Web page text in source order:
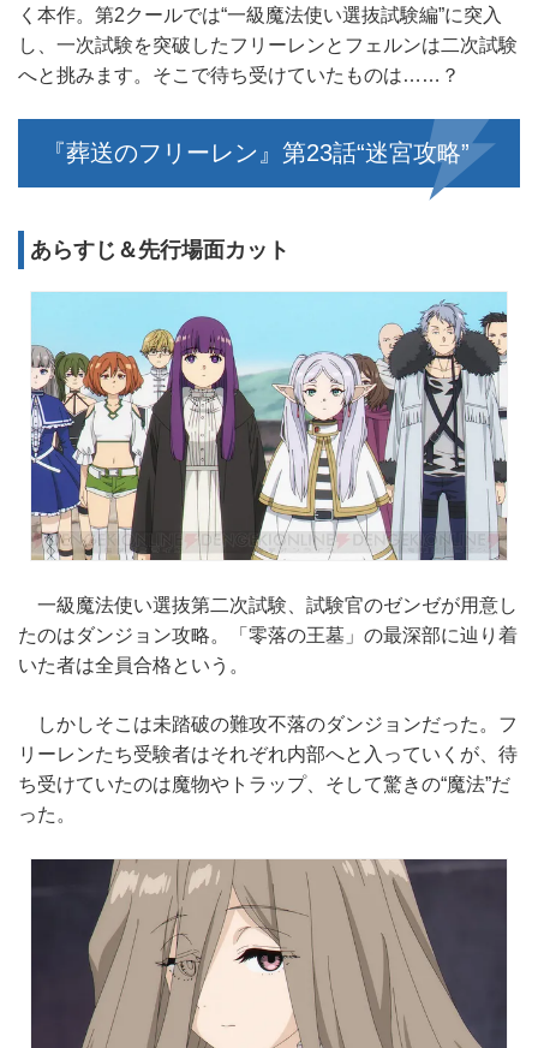
く本作。第2クールでは“一級魔法使い選抜試験編”に突入
し、一次試験を突破したフリーレンとフェルンは二次試験
へと挑みます。そこで待ち受けていたものは……？
『葬送のフリーレン』第23話“迷宮攻略”
あらすじ＆先行場面カット
一級魔法使い選抜第二次試験、試験官のゼンゼが用意し
たのはダンジョン攻略。「零落の王墓」の最深部に辿り着
いた者は全員合格という。
しかしそこは未踏破の難攻不落のダンジョンだった。フ
リーレンたち受験者はそれぞれ内部へと入っていくが、待
ち受けていたのは魔物やトラップ、そして驚きの“魔法”だ
った。